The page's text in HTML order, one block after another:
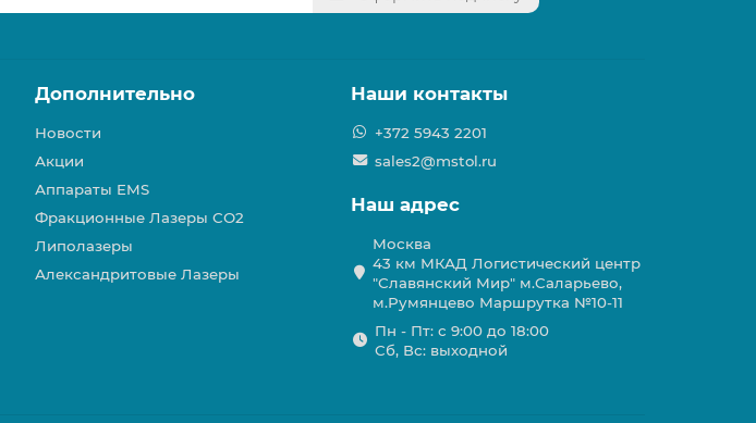
Дополнительно
Новости
Акции
Аппараты EMS
Фракционные Лазеры СО2
Липолазеры
Александритовые Лазеры
Наши контакты
+372 5943 2201
sales2@mstol.ru
Наш адрес
Москва
43 км МКАД Логистичеcкий центр
"Славянский Мир" м.Саларьево,
м.Румянцево Маршрутка №10-11
Пн - Пт: с 9:00 до 18:00
Сб, Вс: выходной